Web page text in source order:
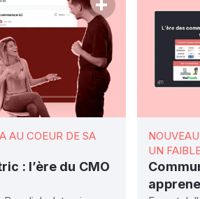
AU COEUR DE SA
: l’ère du CMO
UN